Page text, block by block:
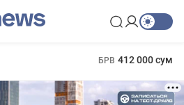
БРВ 412 000 сум